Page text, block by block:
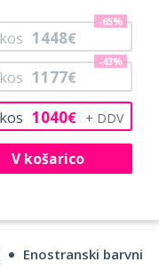
kos 1040€
kos 1177€
-43%
kos 1448€
-65%
V košarico
Enostranski barvni